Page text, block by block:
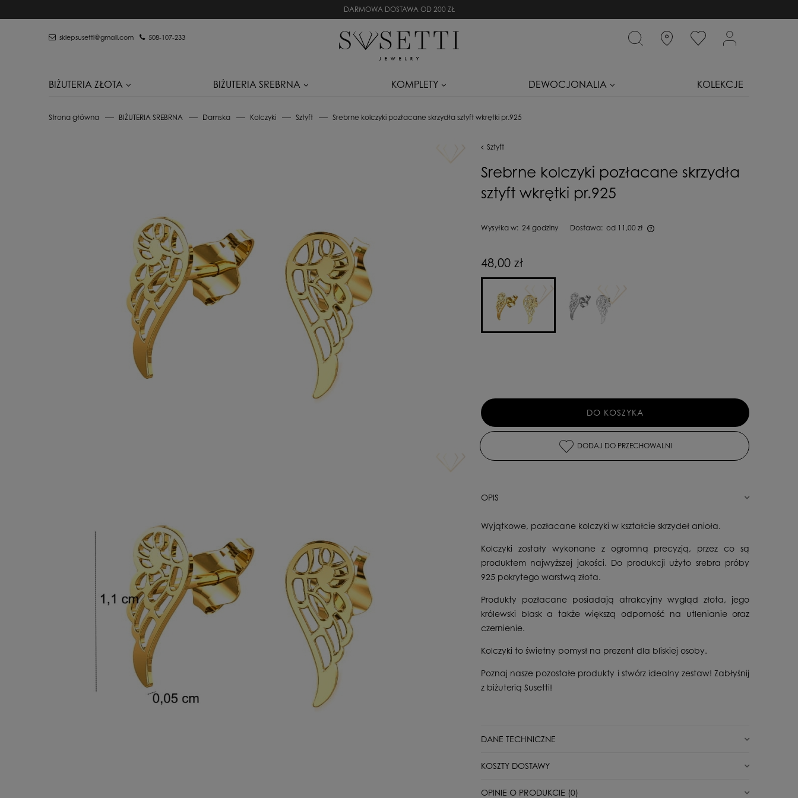
DARMOWA DOSTAWA OD 200 ZŁ
sklepsusetti@gmail.com 508-107-233
BIŻUTERIA ZŁOTA BIŻUTERIA SREBRNA KOMPLETY DEWOCJONALIA KOLEKCJE
Strona główna BIŻUTERIA SREBRNA Damska Kolczyki Sztyft Srebrne kolczyki pozłacane skrzydła sztyft wkrętki pr.925
Sztyft
Srebrne kolczyki pozłacane skrzydła
sztyft wkrętki pr.925
Wysyłka w: 24 godziny Dostawa: od 11,00 zł
48,00 zł
DO KOSZYKA
DODAJ DO PRZECHOWALNI
OPIS
Wyjątkowe, pozłacane kolczyki w kształcie skrzydeł anioła.
Kolczyki zostały wykonane z ogromną precyzją, przez co są
produktem najwyższej jakości. Do produkcji użyto srebra próby
925 pokrytego warstwą złota.
Produkty pozłacane posiadają atrakcyjny wygląd złota, jego
królewski blask a także większą odporność na utlenianie oraz
czernienie.
Kolczyki to świetny pomysł na prezent dla bliskiej osoby.
Poznaj nasze pozostałe produkty i stwórz idealny zestaw! Zabłyśnij
z biżuterią Susetti!
DANE TECHNICZNE
Stan
KOSZTY DOSTAWY
DPD Pickup punkt odbioru/automat paczkowy
OPINIE O PRODUKCIE (0)